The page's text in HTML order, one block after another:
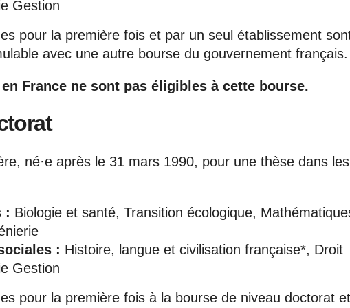
Gestion
pour la première fois et par un seul établissement
avec une autre bourse du gouvernement français.
France ne sont pas éligibles à cette bourse.
né·e après le 31 mars 1990, pour une thèse dans les
: Biologie et santé, Transition écologique,
: Histoire, langue et civilisation française*, Droit
Gestion
pour la première fois à la bourse de niveau doctorat